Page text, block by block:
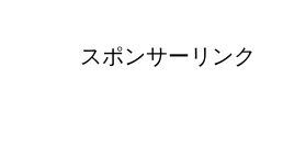
スポンサーリンク